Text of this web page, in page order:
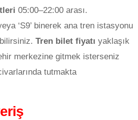
05:00–22:00 arası.
‘S9’ binerek ana tren istasyonu
Tren bilet fiyatı yaklaşık
merkezine gitmek isterseniz
tutmakta